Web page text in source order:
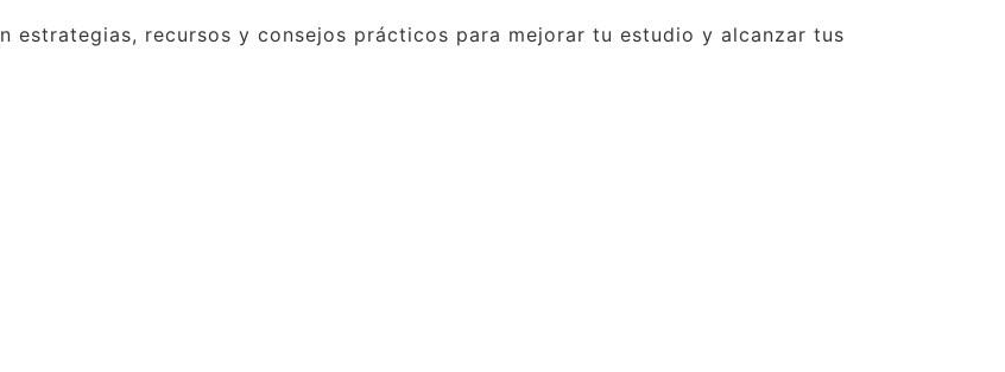
estrategias, recursos y consejos prácticos para mejorar tu estudio y alcanzar tus